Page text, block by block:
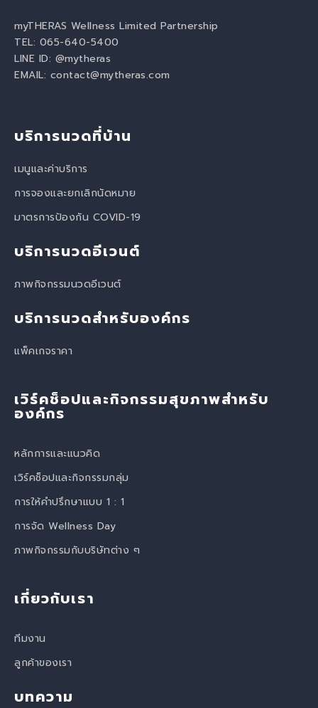
myTHERAS Wellness Limited Partnership
TEL: 065-640-5400
LINE ID: @mytheras
EMAIL: contact@mytheras.com
บริการนวดที่บ้าน
เมนูและค่าบริการ
การจองและยกเลิกนัดหมาย
มาตรการป้องกัน COVID-19
บริการนวดอีเวนต์
ภาพกิจกรรมนวดอีเวนต์
บริการนวดสำหรับองค์กร
แพ็คเกจราคา
เวิร์คช็อปและกิจกรรมสุขภาพสำหรับ
องค์กร
หลักการและแนวคิด
เวิร์คช็อปและกิจกรรมกลุ่ม
การให้คำปรึกษาแบบ 1 : 1
การจัด Wellness Day
ภาพกิจกรรมกับบริษัทต่าง ๆ
เกี่ยวกับเรา
ทีมงาน
ลูกค้าของเรา
บทความ